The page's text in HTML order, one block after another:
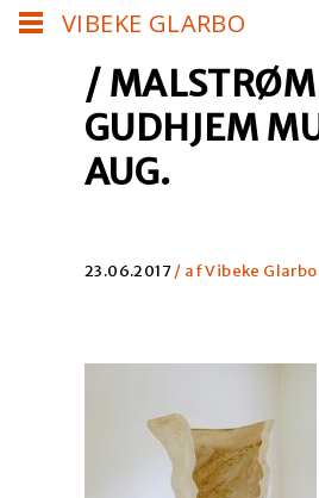
/ MALSTRØM
GUDHJEM
AUG.
23.06.2017/ af Vibeke Glarbo
VIBEKE GLARBO